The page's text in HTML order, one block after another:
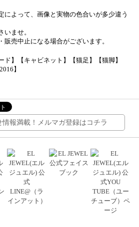
よって、画像と実物の色合いが多少違う
ませ。
売中止になる場合がございます。
】【キャビネット】【猫足】【猫脚】
】
情報満載！メルマガ登録はコチラ